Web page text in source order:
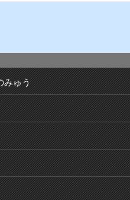
みゅう